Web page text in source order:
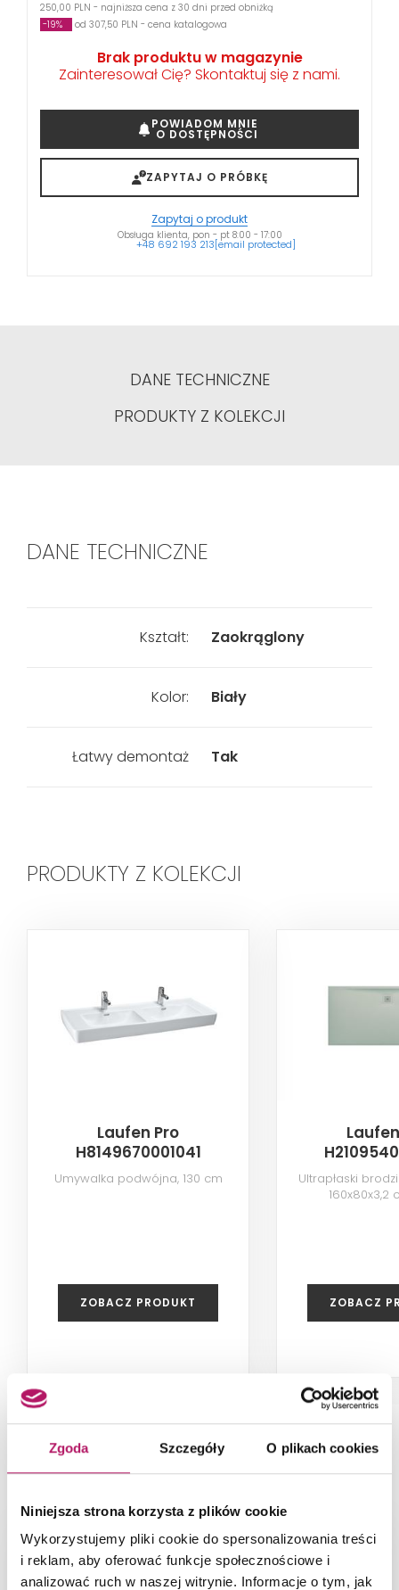
Zgoda Szczegóły O plikach cookies
Niniejsza strona korzysta z plików cookie
Wykorzystujemy pliki cookie do spersonalizowania treści
i reklam, aby oferować funkcje społecznościowe i
analizować ruch w naszej witrynie. Informacje o tym, jak
250,00 PLN - najniższa cena z 30 dni przed obniżką
-19%
od 307,50 PLN - cena katalogowa
Brak produktu w magazynie
Zainteresował Cię? Skontaktuj się z nami.
POWIADOM MNIE
O DOSTĘPNOŚCI
ZAPYTAJ O PRÓBKĘ
Zapytaj o produkt
Obsługa klienta, pon - pt 8:00 - 17:00
+48 692 193 213[email protected]
DANE TECHNICZNE
PRODUKTY Z KOLEKCJI
DANE TECHNICZNE
Kształt: Zaokrąglony
Kolor: Biały
Łatwy demontaż Tak
PRODUKTY Z KOLEKCJI
Laufen Pro
H8149670001041
Umywalka podwójna, 130 cm
ZOBACZ PRODUKT
Ultrapłaski
160x80x3,2
ZOBACZ
NAJNOWSZE ARTYKUŁY